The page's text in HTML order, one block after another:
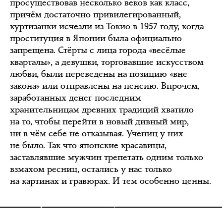
просуществовав несколько веков как класс,
причём достаточно привилегированный,
куртизанки исчезли из Токио в 1957 году, когда
проституция в Японии была официально
запрещена. Стёрты с лица города «весёлые
кварталы», а девушки, торговавшие искусством
любви, были переведены на позицию «вне
закона» или отправлены на пенсию. Впрочем,
заработанных денег последним
хранительницам древних традиций хватило
на то, чтобы перейти в новый дивный мир,
ни в чём себе не отказывая. Учениц у них
не было. Так что японские красавицы,
заставлявшие мужчин трепетать одним только
взмахом ресниц, остались у нас только
на картинах и гравюрах. И тем особенно ценны.